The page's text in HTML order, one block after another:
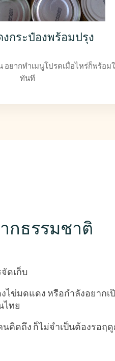
กระป๋องพร้อมปรุง
อยากทำเมนูโปรดเมื่อไหร่ก็พร้อม
ทันที
กธรรมชาติ
ดเก็บ
ข่มดแดง หรือกำลังอยากเ
ไทย
นคิดถึง ก็ไม่จำเป็นต้องรอฤ